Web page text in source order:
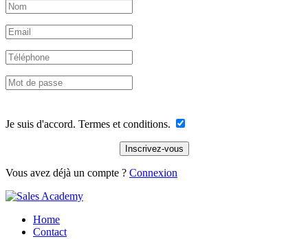
Je suis d'accord. Termes et conditions.
Vous avez déjà un compte ? Connexion
Home
Contact